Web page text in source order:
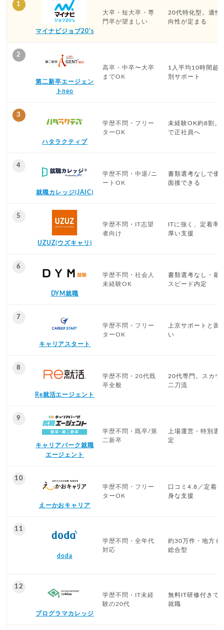
1
マイナビジョブ20's
大卒・短大卒・専
門卒が望ましい
20代特化型。適性
向性が定まる
2
第二新卒エージェン
トneo
高卒・中卒〜大卒
までOK
1人平均10時間超
別サポート
3
ハタラクティブ
学歴不問・フリー
ターOK
未経験OK約8割。
で正社員へ
4
就職カレッジ(JAIC)
学歴不問・中退/ニ
ートOK
書類選考なしで優
面接できる
5
UZUZ(ウズキャリ)
学歴不問・IT志望
者向け
ITに強く、定着率
厚い支援
6
DYM就職
学歴不問・社会人
未経験OK
書類選考なし・最
スピード内定
7
キャリアスタート
学歴不問・フリー
ターOK
上京サポートと面
い
8
Re就活エージェント
学歴不問・20代既
卒全般
20代専門。スカウ
二刀流
9
キャリアパーク就職
エージェント
学歴不問・既卒/第
二新卒
上場運営・特別選
定
10
えーかおキャリア
学歴不問・フリー
ターOK
口コミ4.8／定着
身な支援
11
doda
学歴不問・全年代
対応
約30万件・地方も
総合型
12
プログラマカレッジ
学歴不問・IT未経
験の20代
無料IT研修付きで
就職